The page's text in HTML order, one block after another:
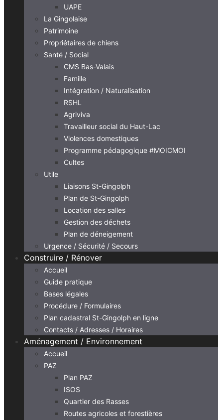
UAPE
La Gingolaise
Patrimoine
Propriétaires de chiens
Santé / Social
CMS Bas-Valais
Famille
Intégration / Naturalisation
RSHL
Agriviva
Travailleur social du Haut-Lac
Violences domestiques
Programme pédagogique #MOICMOI
Cultes
Utile
Liaisons St-Gingolph
Plan de St-Gingolph
Location des salles
Gestion des déchets
Plan de déneigement
Urgence / Sécurité / Secours
Construire / Rénover
Accueil
Guide pratique
Bases légales
Procédure / Formulaires
Plan cadastral St-Gingolph en ligne
Contacts / Adresses / Horaires
Aménagement / Environnement
Accueil
PAZ
Plan PAZ
ISOS
Quartier des Rasses
Routes agricoles et forestières